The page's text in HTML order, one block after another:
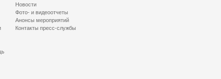
Новости
Фото- и видеоотчеты
Анонсы мероприятий
Контакты пресс-службы